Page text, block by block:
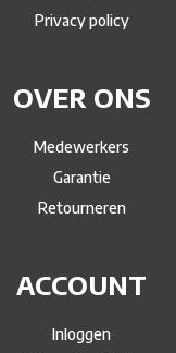
Privacy policy
OVER ONS
Medewerkers
Garantie
Retourneren
ACCOUNT
Inloggen